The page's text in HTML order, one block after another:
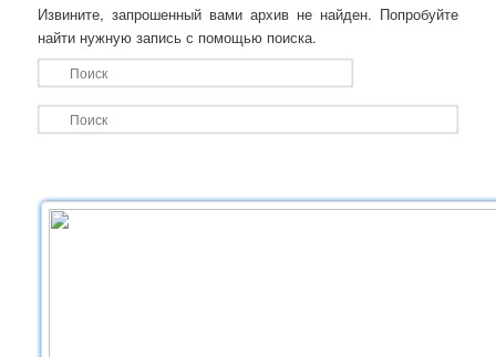
Извините, запрошенный вами архив не найден. Попробуйте
найти нужную запись с помощью поиска.
Поиск
о
к